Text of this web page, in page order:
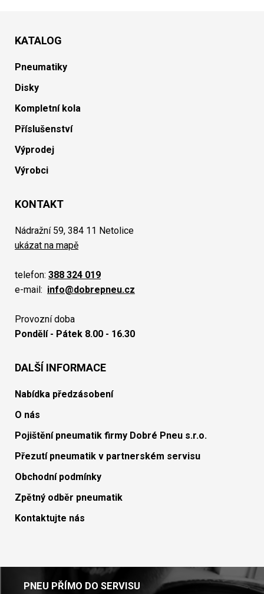
KATALOG
Pneumatiky
Disky
Kompletní kola
Příslušenství
Výprodej
Výrobci
KONTAKT
Nádražní 59, 384 11 Netolice
ukázat na mapě
telefon: 388 324 019
e-mail: info@dobrepneu.cz
Provozní doba
Pondělí - Pátek 8.00 - 16.30
DALŠÍ INFORMACE
Nabídka předzásobení
O nás
Pojištění pneumatik firmy Dobré Pneu s.r.o.
Přezutí pneumatik v partnerském servisu
Obchodní podmínky
Zpětný odběr pneumatik
Kontaktujte nás
PNEU PŘÍMO DO SERVISU